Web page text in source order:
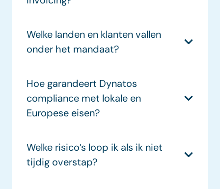
Welke landen en klanten vallen
onder het mandaat?
Hoe garandeert Dynatos
compliance met lokale en
Europese eisen?
Welke risico’s loop ik als ik niet
tijdig overstap?